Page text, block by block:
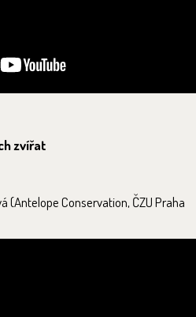
zvířat
(Antelope Conservation, ČZU Praha